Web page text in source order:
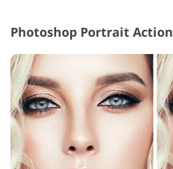
Photoshop Portrait